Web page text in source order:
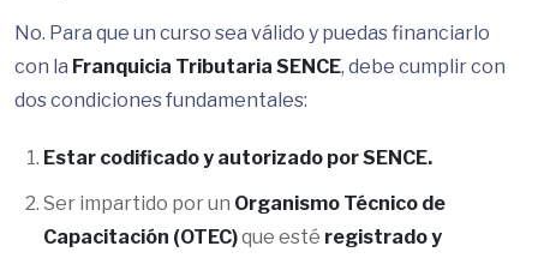
No. Para que un curso sea válido y puedas financiarlo
con la Franquicia Tributaria SENCE, debe cumplir con
dos condiciones fundamentales:
Estar codificado y autorizado por SENCE.
Ser impartido por un Organismo Técnico de
Capacitación (OTEC)que esté registrado y